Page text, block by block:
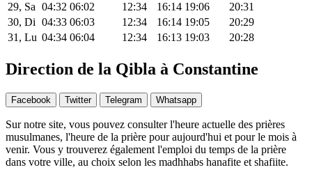
29, Sa 04:32 06:02 12:34 16:14 19:06
20:31
30, Di 04:33 06:03 12:34 16:14 19:05
20:29
31, Lu 04:34 06:04 12:34 16:13 19:03 20:28
Direction de la Qibla à Constantine
Facebook Twitter Telegram Whatsapp
Sur notre site, vous pouvez consulter l'heure actuelle des prières
musulmanes, l'heure de la prière pour aujourd'hui et pour le mois à
venir. Vous y trouverez également l'emploi du temps de la prière
dans votre ville, au choix selon les madhhabs hanafite et shafiite.